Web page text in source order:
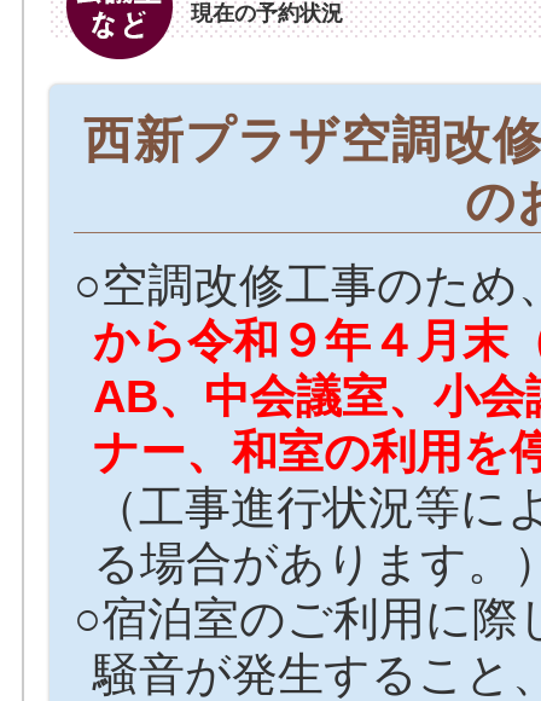
現在の予約状況
西新プラザ空調改
の
○空調改修工事のため
から令和９年４月末
AB、中会議室、小
ナー、和室の利用を
（工事進行状況等
る場合があります。
○宿泊室のご利用に際
騒音が発生すること